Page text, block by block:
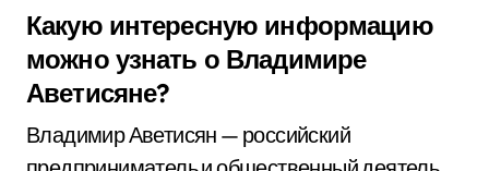
Какую интересную информацию
можно узнать о Владимире
Аветисяне?
Владимир Аветисян — российский